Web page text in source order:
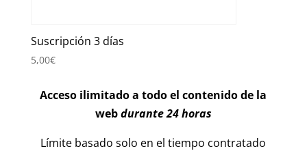
Suscripción 3 días
5,00€
Acceso ilimitado a todo el contenido de la
webdurante 24 horas
Límite basado solo en el tiempo contratado